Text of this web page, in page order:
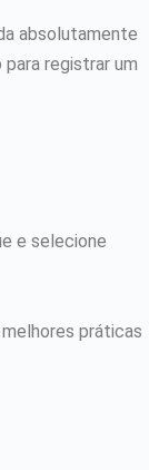
absolutamente
registrar um
e selecione
práticas